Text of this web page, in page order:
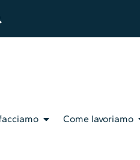
Come lavoriamo